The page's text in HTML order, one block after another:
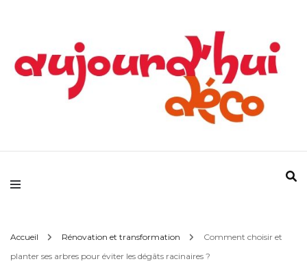
Aujourd'hui Déco
Accueil Rénovation et transformation
Comment choisir et
planter ses arbres pour éviter les dégâts racinaires ?